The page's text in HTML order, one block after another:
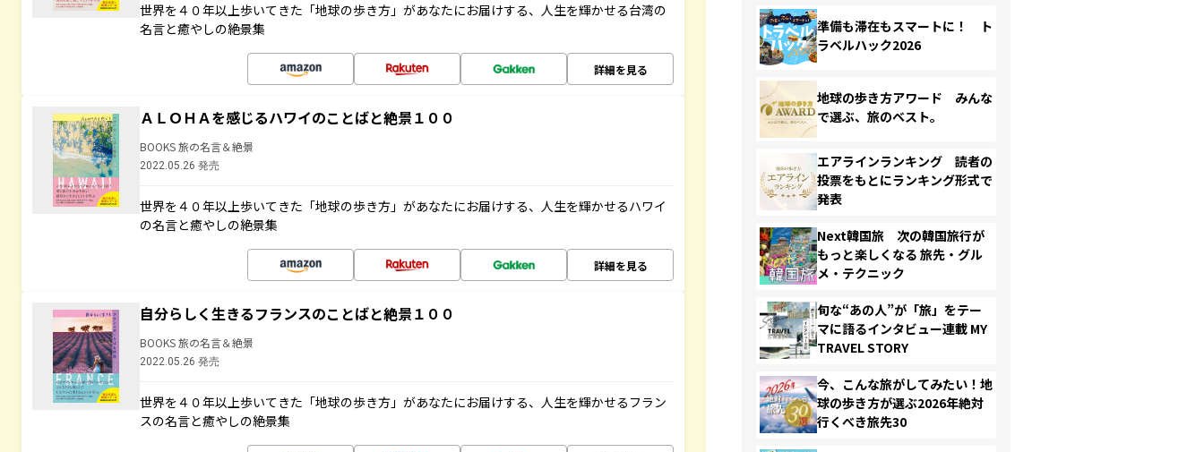
世界を４０年以上歩いてきた「地球の歩き方」があなたにお届けする、人生を輝かせる台湾の
名言と癒やしの絶景集
詳細を見る
ＡＬＯＨＡを感じるハワイのことばと絶景１００
BOOKS 旅の名言＆絶景
2022.05.26 発売
世界を４０年以上歩いてきた「地球の歩き方」があなたにお届けする、人生を輝かせるハワイ
の名言と癒やしの絶景集
詳細を見る
自分らしく生きるフランスのことばと絶景１００
BOOKS 旅の名言＆絶景
2022.05.26 発売
世界を４０年以上歩いてきた「地球の歩き方」があなたにお届けする、人生を輝かせるフラン
スの名言と癒やしの絶景集
準備も滞在もスマートに！ ト
ラベルハック2026
地球の歩き方アワード みんな
で選ぶ、旅のベスト。
エアラインランキング 読者の
投票をもとにランキング形式で
発表
Next韓国旅 次の韓国旅行が
もっと楽しくなる 旅先・グル
メ・テクニック
旬な“あの人”が「旅」をテー
マに語るインタビュー連載 MY
TRAVEL STORY
今、こんな旅がしてみたい！地
球の歩き方が選ぶ2026年絶対
行くべき旅先30